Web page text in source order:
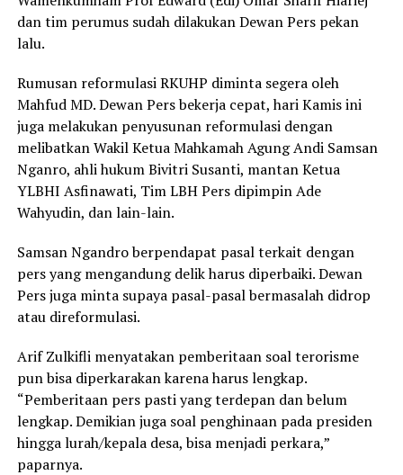
dan tim perumus sudah dilakukan Dewan Pers pekan
lalu.
Rumusan reformulasi RKUHP diminta segera oleh
Mahfud MD. Dewan Pers bekerja cepat, hari Kamis ini
juga melakukan penyusunan reformulasi dengan
melibatkan Wakil Ketua Mahkamah Agung Andi Samsan
Nganro, ahli hukum Bivitri Susanti, mantan Ketua
YLBHI Asfinawati, Tim LBH Pers dipimpin Ade
Wahyudin, dan lain-lain.
Samsan Ngandro berpendapat pasal terkait dengan
pers yang mengandung delik harus diperbaiki. Dewan
Pers juga minta supaya pasal-pasal bermasalah didrop
atau direformulasi.
Arif Zulkifli menyatakan pemberitaan soal terorisme
pun bisa diperkarakan karena harus lengkap.
“Pemberitaan pers pasti yang terdepan dan belum
lengkap. Demikian juga soal penghinaan pada presiden
hingga lurah/kepala desa, bisa menjadi perkara,”
paparnya.